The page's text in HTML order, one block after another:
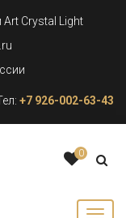
Crystal Light
+7 926-002-63-43
0